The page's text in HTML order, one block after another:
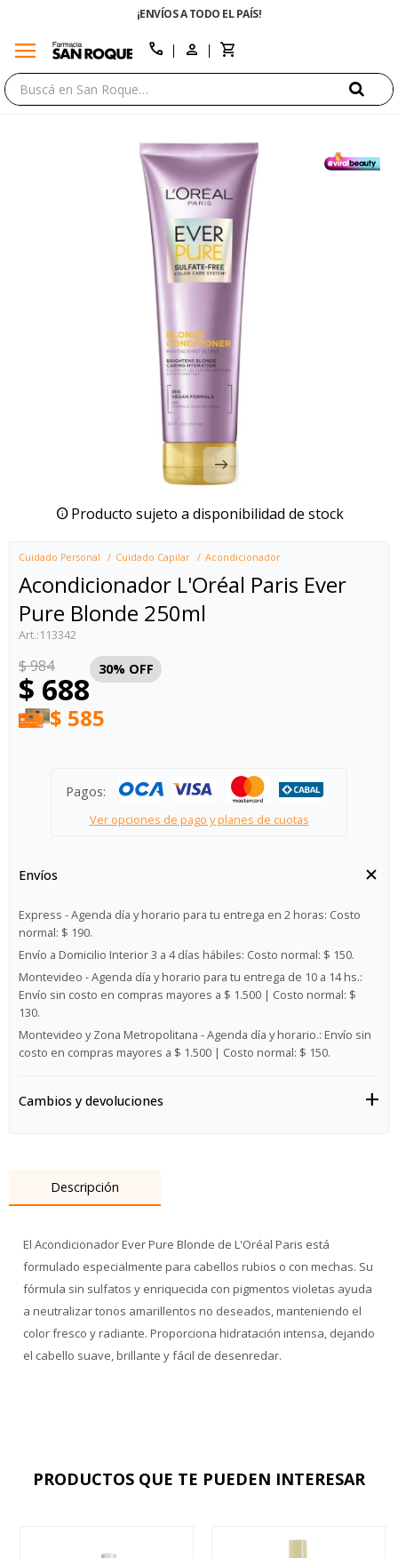
¡ENVÍOS A TODO EL PAÍS!
menu call
Producto sujeto a disponibilidad de stock
Cuidado Personal Cuidado Capilar Acondicionador
Acondicionador L'Oréal Paris Ever
Pure Blonde 250ml
113342
$ 688
$984 30
$ 585
Pagos:
Ver opciones de pago y planes de cuotas
Envíos
Express - Agenda día y horario para tu entrega en 2 horas: Costo
normal: $ 190.
Envío a Domicilio Interior 3 a 4 días hábiles: Costo normal: $ 150.
Montevideo - Agenda día y horario para tu entrega de 10 a 14 hs.:
Envío sin costo en compras mayores a $ 1.500 | Costo normal: $
130.
Montevideo y Zona Metropolitana - Agenda día y horario.: Envío sin
costo en compras mayores a $ 1.500 | Costo normal: $ 150.
Cambios y devoluciones
Descripción
El Acondicionador Ever Pure Blonde de L'Oréal Paris está
formulado especialmente para cabellos rubios o con mechas. Su
fórmula sin sulfatos y enriquecida con pigmentos violetas ayuda
a neutralizar tonos amarillentos no deseados, manteniendo el
color fresco y radiante. Proporciona hidratación intensa, dejando
el cabello suave, brillante y fácil de desenredar.
PRODUCTOS QUE TE PUEDEN INTERESAR
close